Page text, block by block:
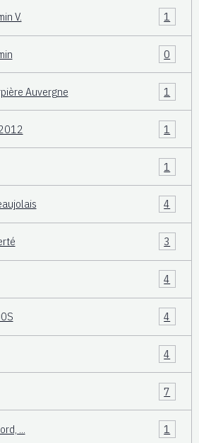
V. 1
0
Auvergne 1
1
1
4
3
4
4
4
7
... 1